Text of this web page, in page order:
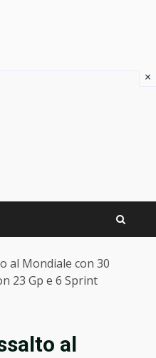
al Mondiale con 30
23 Gp e 6 Sprint
al
×